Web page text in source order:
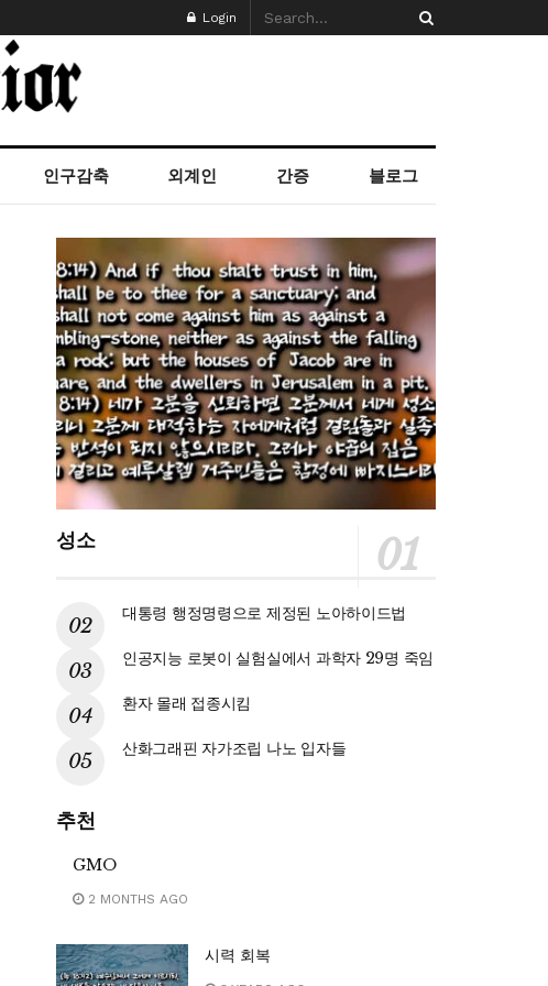
Login
인구감축 외계인 간증 블로그
성소
대통령 행정명령으로 제정된 노아하이드법
인공지능 로봇이 실험실에서 과학자 29명 죽임
환자 몰래 접종시킴
산화그래핀 자가조립 나노 입자들
추천
GMO
2 MONTHS AGO
시력 회복